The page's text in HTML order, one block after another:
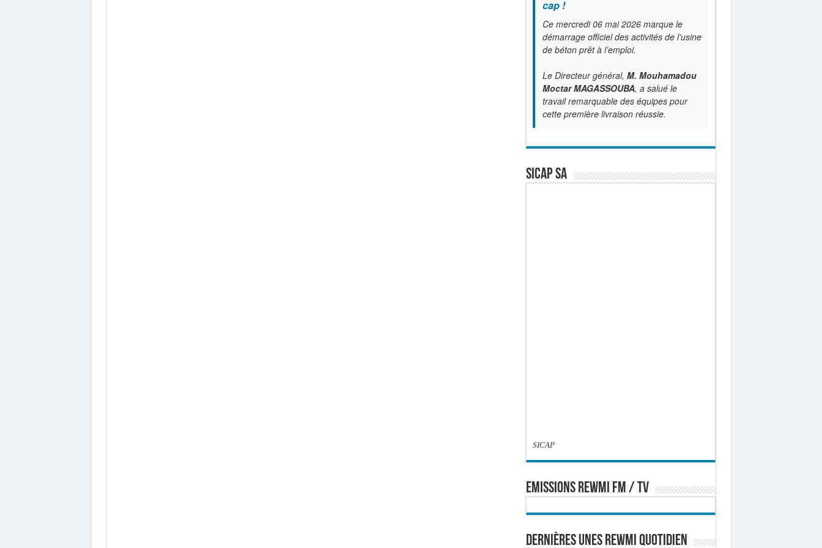
cap !
Ce mercredi 06 mai 2026 marque le
démarrage officiel des activités de l'usine
de béton prêt à l’emploi.
Le Directeur général, M. Mouhamadou
Moctar MAGASSOUBA, a salué le
travail remarquable des équipes pour
cette première livraison réussie.
SICAP SA
SICAP
EMISSIONS REWMI FM / TV
Dernières Unes Rewmi Quotidien